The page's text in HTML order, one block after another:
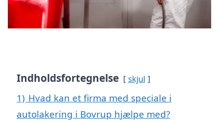
Indholdsfortegnelse skjul
1) Hvad kan et firma med speciale i
autolakering i Bovrup hjælpe med?